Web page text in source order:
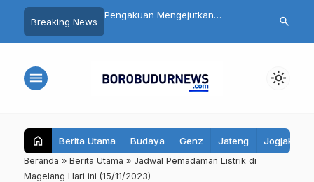
Breaking News
Magelang Masuk
Usai Santap MBG,
Pengakuan Mengejutkan
Mengaku Murka Usai Digerayangi
Daftar 8
Yurizal,
search
menu light_mode
home Berita Utama Budaya Genz Jateng Jogjakarta
Beranda » Berita Utama » Jadwal Pemadaman Listrik di
Magelang Hari ini (15/11/2023)